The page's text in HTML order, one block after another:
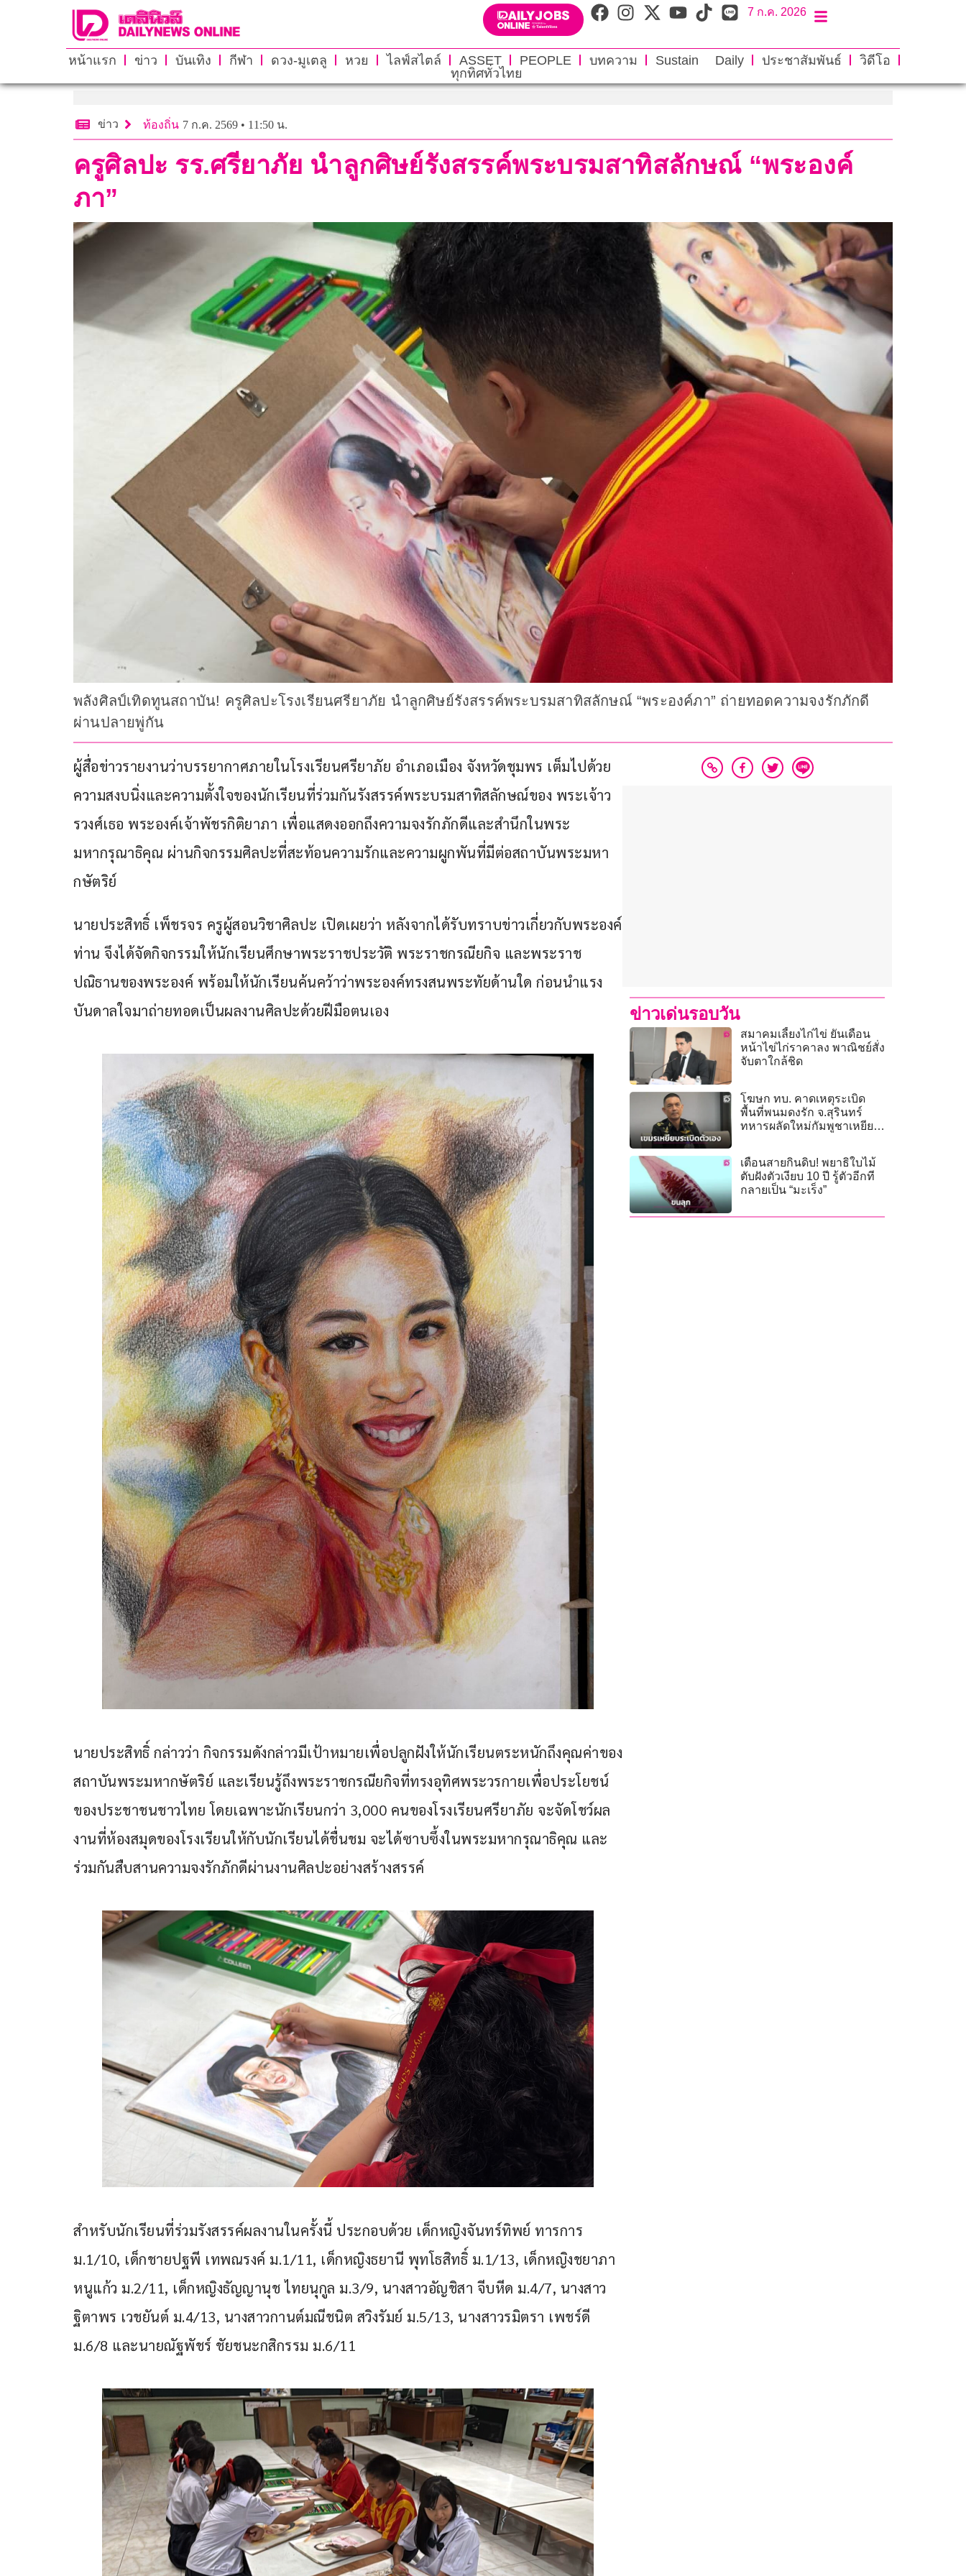
7 ก.ค. 2026
หน้าแรก ข่าว บันเทิง กีฬา ดวง-มูเตลู หวย ไลฟ์สไตล์ ASSET PEOPLE บทความ Sustain Daily ประชาสัมพันธ์
วิดีโอ
ทุกทิศทั่วไทย
ข่าว ท้องถิ่น 7 ก.ค. 2569 • 11:50 น.
ครูศิลปะ รร.ศรียาภัย นำลูกศิษย์รังสรรค์พระบรมสาทิสลักษณ์ “พระองค์
ภา”
พลังศิลป์เทิดทูนสถาบัน! ครูศิลปะโรงเรียนศรียาภัย นำลูกศิษย์รังสรรค์พระบรมสาทิสลักษณ์ “พระองค์ภา” ถ่ายทอดความจงรักภักดี
ผ่านปลายพู่กัน
ผู้สื่อข่าวรายงานว่าบรรยากาศภายในโรงเรียนศรียาภัย อำเภอเมือง จังหวัดชุมพร เต็มไปด้วย
ความสงบนิ่งและความตั้งใจของนักเรียนที่ร่วมกันรังสรรค์พระบรมสาทิสลักษณ์ของ พระเจ้าว
รวงศ์เธอ พระองค์เจ้าพัชรกิติยาภา เพื่อแสดงออกถึงความจงรักภักดีและสำนึกในพระ
มหากรุณาธิคุณ ผ่านกิจกรรมศิลปะที่สะท้อนความรักและความผูกพันที่มีต่อสถาบันพระมหา
กษัตริย์
นายประสิทธิ์ เพ็ชรจร ครูผู้สอนวิชาศิลปะ เปิดเผยว่า หลังจากได้รับทราบข่าวเกี่ยวกับพระองค์
ท่าน จึงได้จัดกิจกรรมให้นักเรียนศึกษาพระราชประวัติ พระราชกรณียกิจ และพระราช
ปณิธานของพระองค์ พร้อมให้นักเรียนค้นคว้าว่าพระองค์ทรงสนพระทัยด้านใด ก่อนนำแรง
บันดาลใจมาถ่ายทอดเป็นผลงานศิลปะด้วยฝีมือตนเอง
นายประสิทธิ์ กล่าวว่า กิจกรรมดังกล่าวมีเป้าหมายเพื่อปลูกฝังให้นักเรียนตระหนักถึงคุณค่าของ
สถาบันพระมหากษัตริย์ และเรียนรู้ถึงพระราชกรณียกิจที่ทรงอุทิศพระวรกายเพื่อประโยชน์
ของประชาชนชาวไทย โดยเฉพาะนักเรียนกว่า 3,000 คนของโรงเรียนศรียาภัย จะจัดโชว์ผล
งานที่ห้องสมุดของโรงเรียนให้กับนักเรียนได้ชื่นชม จะได้ซาบซึ้งในพระมหากรุณาธิคุณ และ
ร่วมกันสืบสานความจงรักภักดีผ่านงานศิลปะอย่างสร้างสรรค์
สำหรับนักเรียนที่ร่วมรังสรรค์ผลงานในครั้งนี้ ประกอบด้วย เด็กหญิงจันทร์ทิพย์ ทารการ
ม.1/10, เด็กชายปฐพี เทพณรงค์ ม.1/11, เด็กหญิงธยานี พุทโธสิทธิ์ ม.1/13, เด็กหญิงชยาภา
หนูแก้ว ม.2/11, เด็กหญิงธัญญานุช ไทยนุกูล ม.3/9, นางสาวอัญชิสา จีบหีด ม.4/7, นางสาว
ฐิตาพร เวชยันต์ ม.4/13, นางสาวกานต์มณีชนิต สวิงรัมย์ ม.5/13, นางสาวรมิตรา เพชร์ดี
ม.6/8 และนายณัฐพัชร์ ชัยชนะกสิกรรม ม.6/11
ข่าวเด่นรอบวัน
สมาคมเลี้ยงไก่ไข่ ยันเดือน
หน้าไข่ไก่ราคาลง พาณิชย์สั่ง
จับตาใกล้ชิด
โฆษก ทบ. คาดเหตุระเบิด
พื้นที่พนมดงรัก จ.สุรินทร์
ทหารผลัดใหม่กัมพูชาเหยียบ
เตือนสายกินดิบ! พยาธิใบไม้
ตับฝังตัวเงียบ 10 ปี รู้ตัวอีกที
กลายเป็น “มะเร็ง”